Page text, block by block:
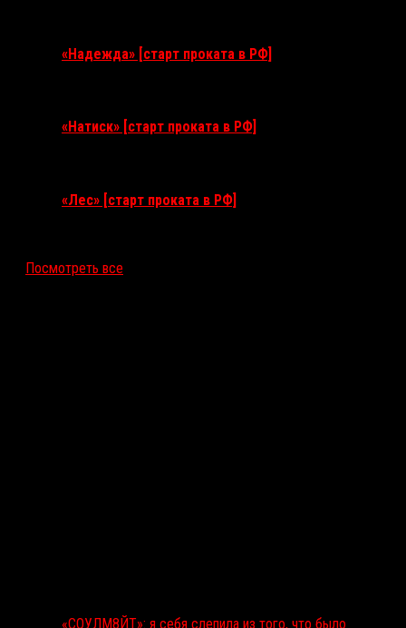
«Надежда» [старт проката в РФ]
«Натиск» [старт проката в РФ]
«Лес» [старт проката в РФ]
Посмотреть все
«СОУЛМ8ЙТ»: я себя слепила из того, что было